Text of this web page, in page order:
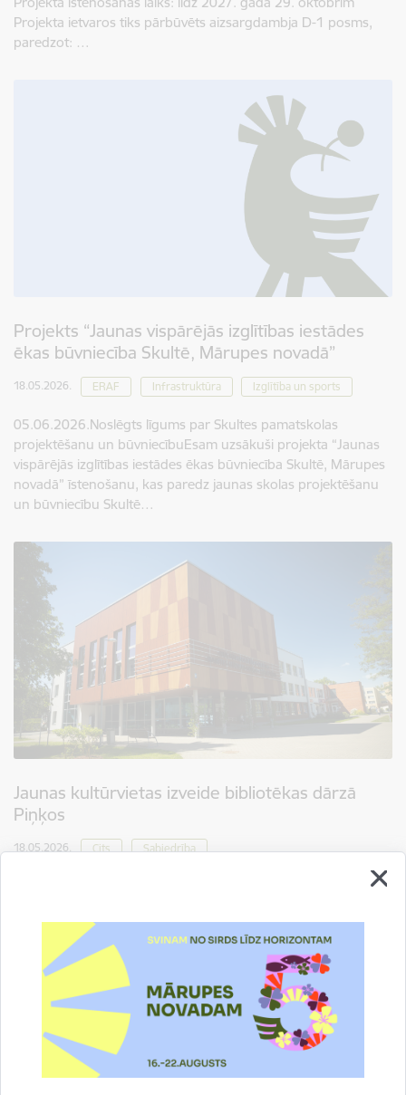
Projekta ietvaros tiks pārbūvēts aizsargdambja D-1 posms,
paredzot: …
Projekts “Jaunas vispārējās izglītības iestādes
ēkas būvniecība Skultē, Mārupes novadā”
18.05.2026. ERAF Infrastruktūra Izglītība un sports
05.06.2026.Noslēgts līgums par Skultes pamatskolas
projektēšanu un būvniecībuEsam uzsākuši projekta “Jaunas
vispārējās izglītības iestādes ēkas būvniecība Skultē, Mārupes
novadā” īstenošanu, kas paredz jaunas skolas projektēšanu
un būvniecību Skultē…
Jaunas kultūrvietas izveide bibliotēkas dārzā
Piņķos
18.05.2026. Cits Sabiedrība
Projekta mērķis ir radīt jaunu brīvdabas kultūrvietu Mārupes
novada bibliotēkas dārzā Piņķos, lai daudzveidotu
pakalpojumus, attīstītu vietējos…